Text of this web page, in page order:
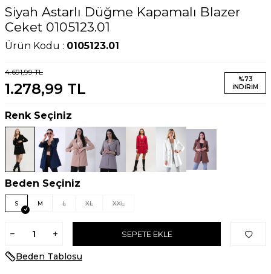
Siyah Astarlı Düğme Kapamalı Blazer
Ceket 0105123.01
Ürün Kodu : 0105123.01
4.691,99TL
1.278,99 TL
%73
İNDIRIM
Renk Seçiniz
Beden Seçiniz
S M L XL XXL
SEPETE EKLE
Beden Tablosu